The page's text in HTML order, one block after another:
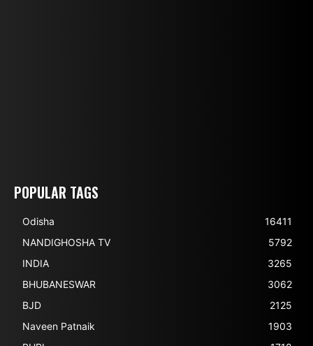
POPULAR TAGS
Odisha
16411
NANDIGHOSHA TV
5792
INDIA
3265
BHUBANESWAR
3062
BJD
2125
Naveen Patnaik
1903